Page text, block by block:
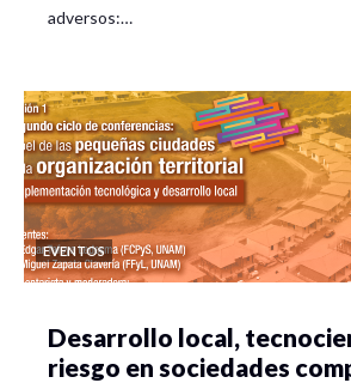
adversos:…
EVENTOS
Desarrollo local,
riesgo en sociedades